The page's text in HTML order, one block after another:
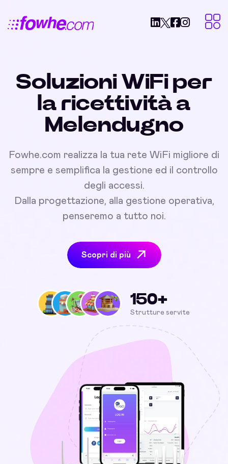
Soluzioni WiFi per
la ricettività a
Melendugno
Fowhe.com realizza la tua rete WiFi migliore di
sempre e semplifica la gestione ed il controllo
degli accessi.
Dalla progettazione, alla gestione operativa,
penseremo a tutto noi.
Scopri di più
150+
Strutture servite